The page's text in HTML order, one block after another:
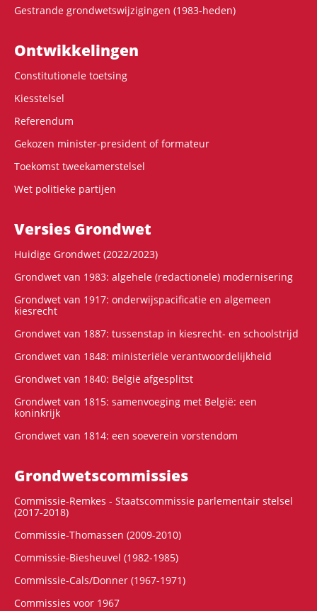
Gestrande grondwetswijzigingen (1983-heden)
Ontwikke­lingen
Constitutionele toetsing
Kiesstelsel
Referendum
Gekozen minister-president of formateur
Toekomst tweekamerstelsel
Wet politieke partijen
Versies Grondwet
Huidige Grondwet (2022/2023)
Grondwet van 1983: algehele (redactionele) modernisering
Grondwet van 1917: onderwijspacificatie en algemeen
kiesrecht
Grondwet van 1887: tussenstap in kiesrecht- en schoolstrijd
Grondwet van 1848: ministeriële verantwoordelijkheid
Grondwet van 1840: België afgesplitst
Grondwet van 1815: samenvoeging met België: een
koninkrijk
Grondwet van 1814: een soeverein vorstendom
Grondwets­commissies
Commissie-Remkes - Staatscommissie parlementair stelsel
(2017-2018)
Commissie-Thomassen (2009-2010)
Commissie-Biesheuvel (1982-1985)
Commissie-Cals/Donner (1967-1971)
Commissies voor 1967